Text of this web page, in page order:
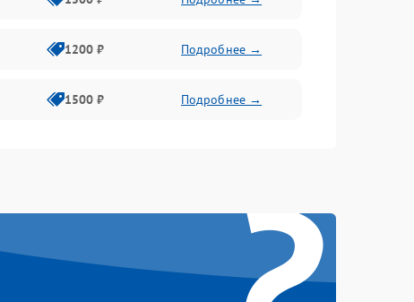
1200 ₽ Подробнее →
1500 ₽ Подробнее →